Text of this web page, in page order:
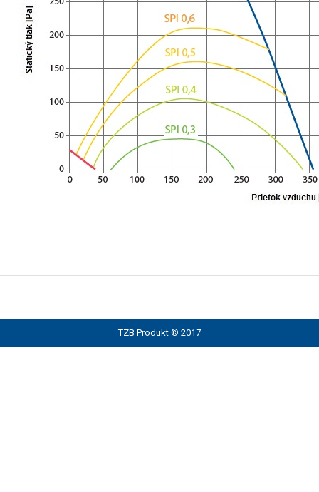
TZB Produkt © 2017